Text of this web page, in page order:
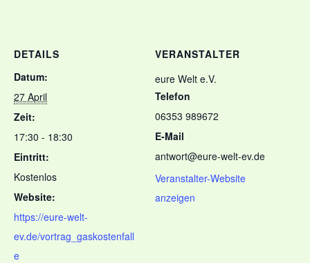
DETAILS
Datum:
27 April
Zeit:
17:30 - 18:30
Eintritt:
Kostenlos
Website:
https://eure-welt-
ev.de/vortrag_gaskostenfall
e
VERANSTALTER
eure Welt e.V.
Telefon
06353 989672
E-Mail
antwort@eure-welt-ev.de
Veranstalter-Website
anzeigen